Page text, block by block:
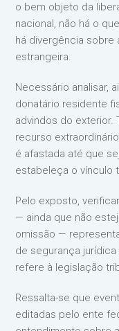
o bem objeto da
nacional, não há o
há divergência
estrangeira.
Necessário analisar,
donatário residente
advindos do
recurso
é afastada até que
estabeleça o vínculo
Pelo exposto,
— ainda que não
omissão —
de segurança
refere à legislação
Ressalta-se que
editadas pelo ente